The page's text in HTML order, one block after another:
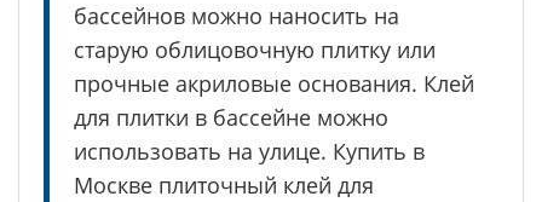
бассейнов можно наносить на
старую облицовочную плитку или
прочные акриловые основания. Клей
для плитки в бассейне можно
использовать на улице. Купить в
Москве плиточный клей для